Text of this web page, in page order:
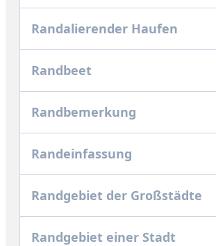
Randalierender Haufen
Randbeet
Randbemerkung
Randeinfassung
Randgebiet der Großstädte
Randgebiet einer Stadt